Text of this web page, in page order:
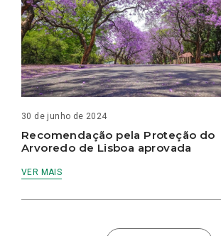
30 de junho de 2024
Recomendação pela Proteção do
Arvoredo de Lisboa aprovada
VER MAIS